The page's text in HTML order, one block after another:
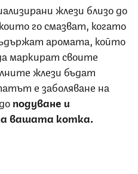
жлези близо до
го смазват, когато
аромата, който
маркират своите
жлези бъдат
е заболяване на
подуване и
вашата котка.